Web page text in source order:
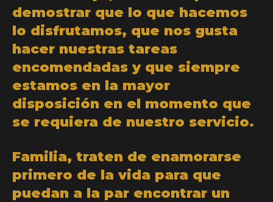
demostrar que lo que hacemos
lo disfrutamos, que nos gusta
hacer nuestras tareas
encomendadas y que siempre
estamos en la mayor
disposición en el momento que
se requiera de nuestro servicio.
Familia, traten de enamorarse
primero de la vida para que
puedan a la par encontrar un